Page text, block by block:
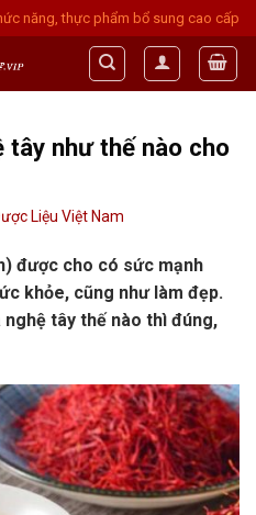
năng, thực phẩm bổ sung cao cấp
tây như thế nào cho
Liệu Việt Nam
được cho có sức mạnh
khỏe, cũng như làm đẹp.
tây thế nào thì đúng,